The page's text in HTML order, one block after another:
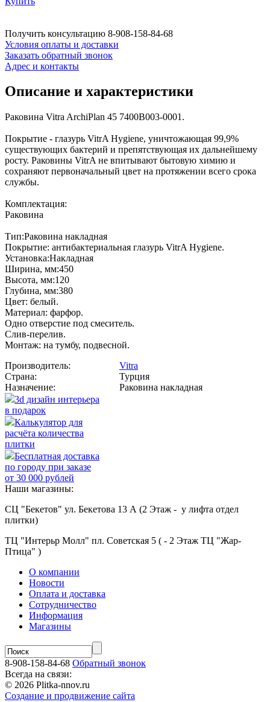
Получить консультацию 8-908-158-84-68
Условия оплаты и доставки
Заказать обратный звонок
Адрес и контакты
Описание и характеристики
Раковина Vitra ArchiPlan 45 7400B003-0001.
Покрытие - глазурь VitrA Hygiene, уничтожающая 99,9%
существующих бактерий и препятствующая их дальнейшему
росту. Раковины VitrA не впитывают бытовую химию и
сохраняют первоначальный цвет на протяжении всего срока
службы.
Комплектация:
Раковина
Тип:Раковина накладная
Покрытие: антибактериальная глазурь VitrA Hygiene.
Установка:Накладная
Ширина, мм:450
Высота, мм:120
Глубина, мм:380
Цвет: белый.
Материал: фарфор.
Одно отверстие под смеситель.
Слив-перелив.
Монтаж: на тумбу, подвесной.
Производитель:
Vitra
Страна:
Турция
Назначение:
Раковина накладная
3d дизайн интерьера
в подарок
Калькулятор для
расчёта количества
плитки
Бесплатная доставка
по городу при заказе
от 30 000 рублей
Наши магазины:
СЦ "Бекетов" ул. Бекетова 13 А (2 Этаж - у лифта отдел
плитки)
ТЦ "Интерьр Молл" пл. Советская 5 ( - 2 Этаж ТЦ "Жар-
Птица" )
О компании
Новости
Оплата и доставка
Сотрудничество
Информация
Магазины
8-908-158-84-68 Обратный звонок
Всегда на связи:
© 2026 Plitka-nnov.ru
Создание и продвижение сайта